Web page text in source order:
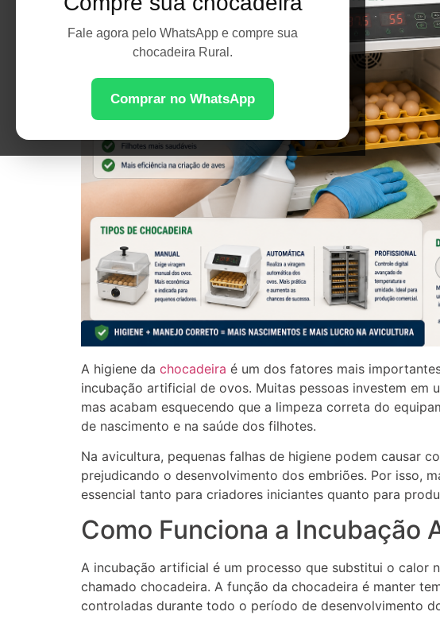
Fale agora pelo WhatsApp e compre sua
chocadeira Rural.
Comprar no WhatsApp
A higiene da chocadeira é um dos fatores mais
incubação artificial de ovos. Muitas pessoas investem em
mas acabam esquecendo que a limpeza correta do
de nascimento e na saúde dos filhotes.
Na avicultura, pequenas falhas de higiene podem causar
prejudicando o desenvolvimento dos embriões. Por isso,
essencial tanto para criadores iniciantes quanto para
Como Funciona a Incubação
A incubação artificial é um processo que substitui o calor
chamado chocadeira. A função da chocadeira é manter
controladas durante todo o período de desenvolvimento